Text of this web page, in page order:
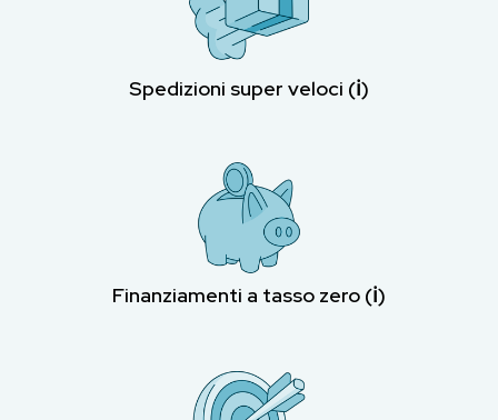
Spedizioni super veloci (ℹ︎)
Finanziamenti a tasso zero (ℹ︎)